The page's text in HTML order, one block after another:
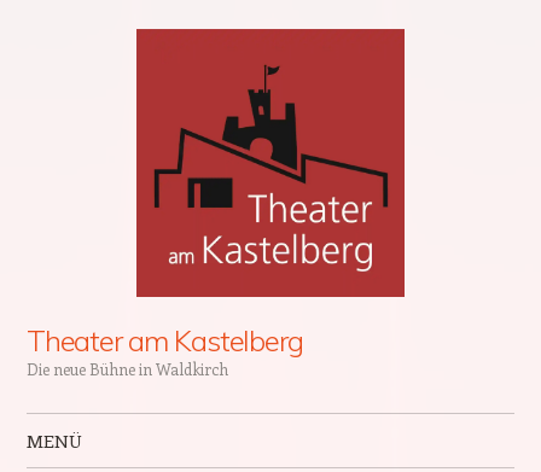
Theater am Kastelberg
Die neue Bühne in Waldkirch
MENÜ